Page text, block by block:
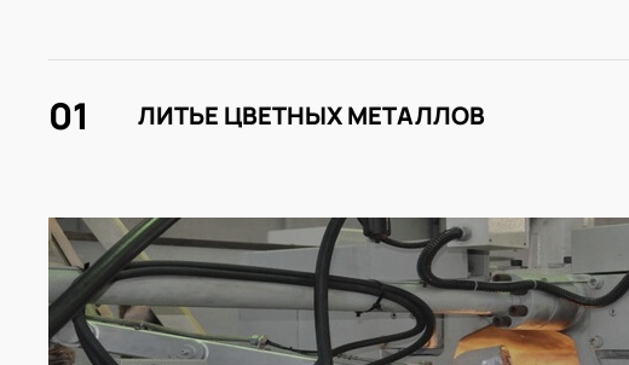
ЛИТЬЕ ЦВЕТНЫХ МЕТАЛЛОВ
01